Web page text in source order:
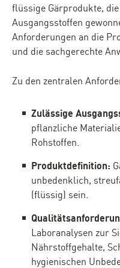
flüssige Gärprodukte,
Ausgangsstoffen
Anforderungen an die
und die sachgerechte
Zu den zentralen
Zulässige
pflanzliche
Rohstoffen.
Produktdefinition:
unbedenklich,
(flüssig) sein.
Laboranalysen zur
Nährstoffgehalte,
hygienischen